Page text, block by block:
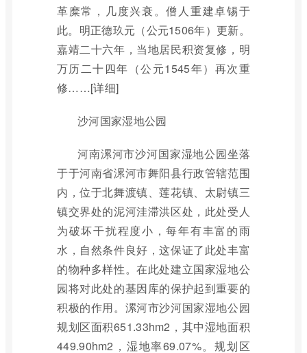
革糜常，几度兴衰。僧人重建卓锡于
此。明正德玖元（公元1506年）更新。
嘉靖二十六年，当地居民积资复修，明
万历二十四年（公元1545年）再次重
修……[详细]
沙河国家湿地公园
河南漯河市沙河国家湿地公园坐落
于于河南省漯河市舞阳县行政管辖范围
内，位于北舞渡镇、莲花镇、太尉镇三
镇交界处的泥河洼滞洪区处，此处受人
为破坏干扰程度小，每年有丰富的雨
水，自然条件良好，这保证了此处丰富
的物种多样性。在此处建立国家湿地公
园将对此处的基因库的保护起到重要的
积极的作用。漯河市沙河国家湿地公园
规划区面积651.33hm2，其中湿地面积
449.90hm2，湿地率69.07%。规划区